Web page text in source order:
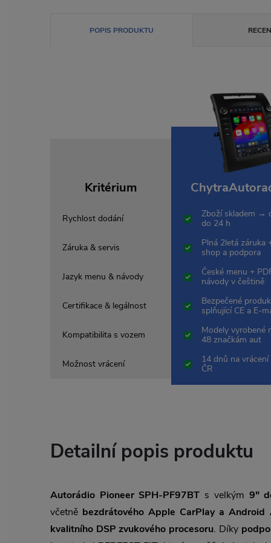
POPIS PRODUKTU
Kritérium
Rychlost dodání
Zboží skladem →
do 24 h
Záruka & servis
Plná 2letá záruka
shop a podpora
Jazyk menu & návody
České menu +
návody v češtině
Certifikace & legálnost
Bezpečené
splňující CE a E-
Kompatibilita s vozem
Modely vyrobené
48 značkám aut
Možnost vrácení
14 dnů na
ČR
Detailní popis produktu
Autorádio Pioneer SPH-PF97BT s velkým 9"
včetně bezdrátového Apple CarPlay a Android
kvalitního DSP zvukového procesoru. Díky